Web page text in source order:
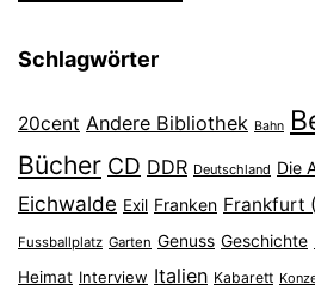
Schlagwörter
20cent Andere Bibliothek Bahn
Bücher CD DDR Deutschland Die
Eichwalde Exil Franken Frankfurt
Fussballplatz Garten Genuss Geschichte
Heimat Interview Italien Kabarett